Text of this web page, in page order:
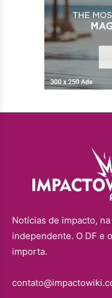
Notícias de impacto,
independente. O DF e
importa.